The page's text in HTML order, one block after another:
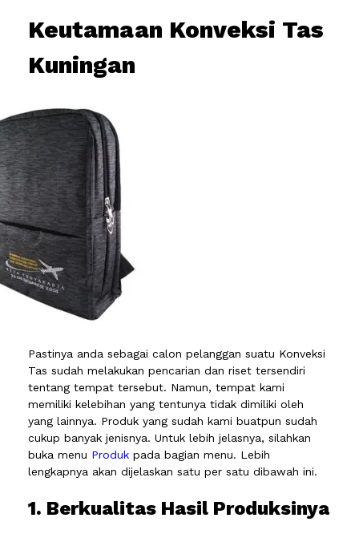
Keutamaan Konveksi Tas
Kuningan
Pastinya anda sebagai calon pelanggan suatu Konveksi
Tas sudah melakukan pencarian dan riset tersendiri
tentang tempat tersebut. Namun, tempat kami
memiliki kelebihan yang tentunya tidak dimiliki oleh
yang lainnya. Produk yang sudah kami buatpun sudah
cukup banyak jenisnya. Untuk lebih jelasnya, silahkan
buka menu Produk pada bagian menu. Lebih
lengkapnya akan dijelaskan satu per satu dibawah ini.
1. Berkualitas Hasil Produksinya